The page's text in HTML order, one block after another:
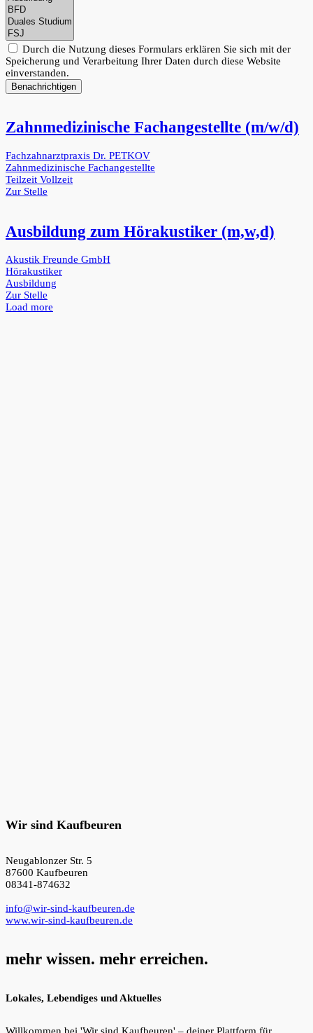
Durch die Nutzung dieses Formulars erklären Sie sich mit der
Speicherung und Verarbeitung Ihrer Daten durch diese Website
einverstanden.
Benachrichtigen
Zahnmedizinische Fachangestellte (m/w/d)
Fachzahnarztpraxis Dr. PETKOV
Zahnmedizinische Fachangestellte
Teilzeit Vollzeit
Zur Stelle
Ausbildung zum Hörakustiker (m,w,d)
Akustik Freunde GmbH
Hörakustiker
Ausbildung
Zur Stelle
Load more
Wir sind Kaufbeuren
Neugablonzer Str. 5
87600 Kaufbeuren
08341-874632
info@wir-sind-kaufbeuren.de
www.wir-sind-kaufbeuren.de
mehr wissen. mehr erreichen.
Lokales, Lebendiges und Aktuelles
Willkommen bei 'Wir sind Kaufbeuren' – deiner Plattform für